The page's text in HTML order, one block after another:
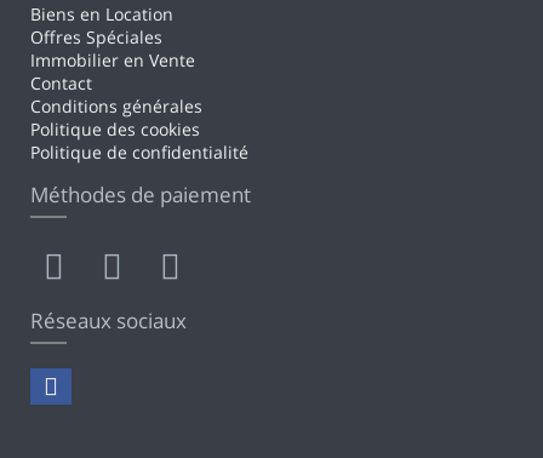
Biens en Location
Offres Spéciales
Immobilier en Vente
Contact
Conditions générales
Politique des cookies
Politique de confidentialité
Méthodes de paiement
Réseaux sociaux